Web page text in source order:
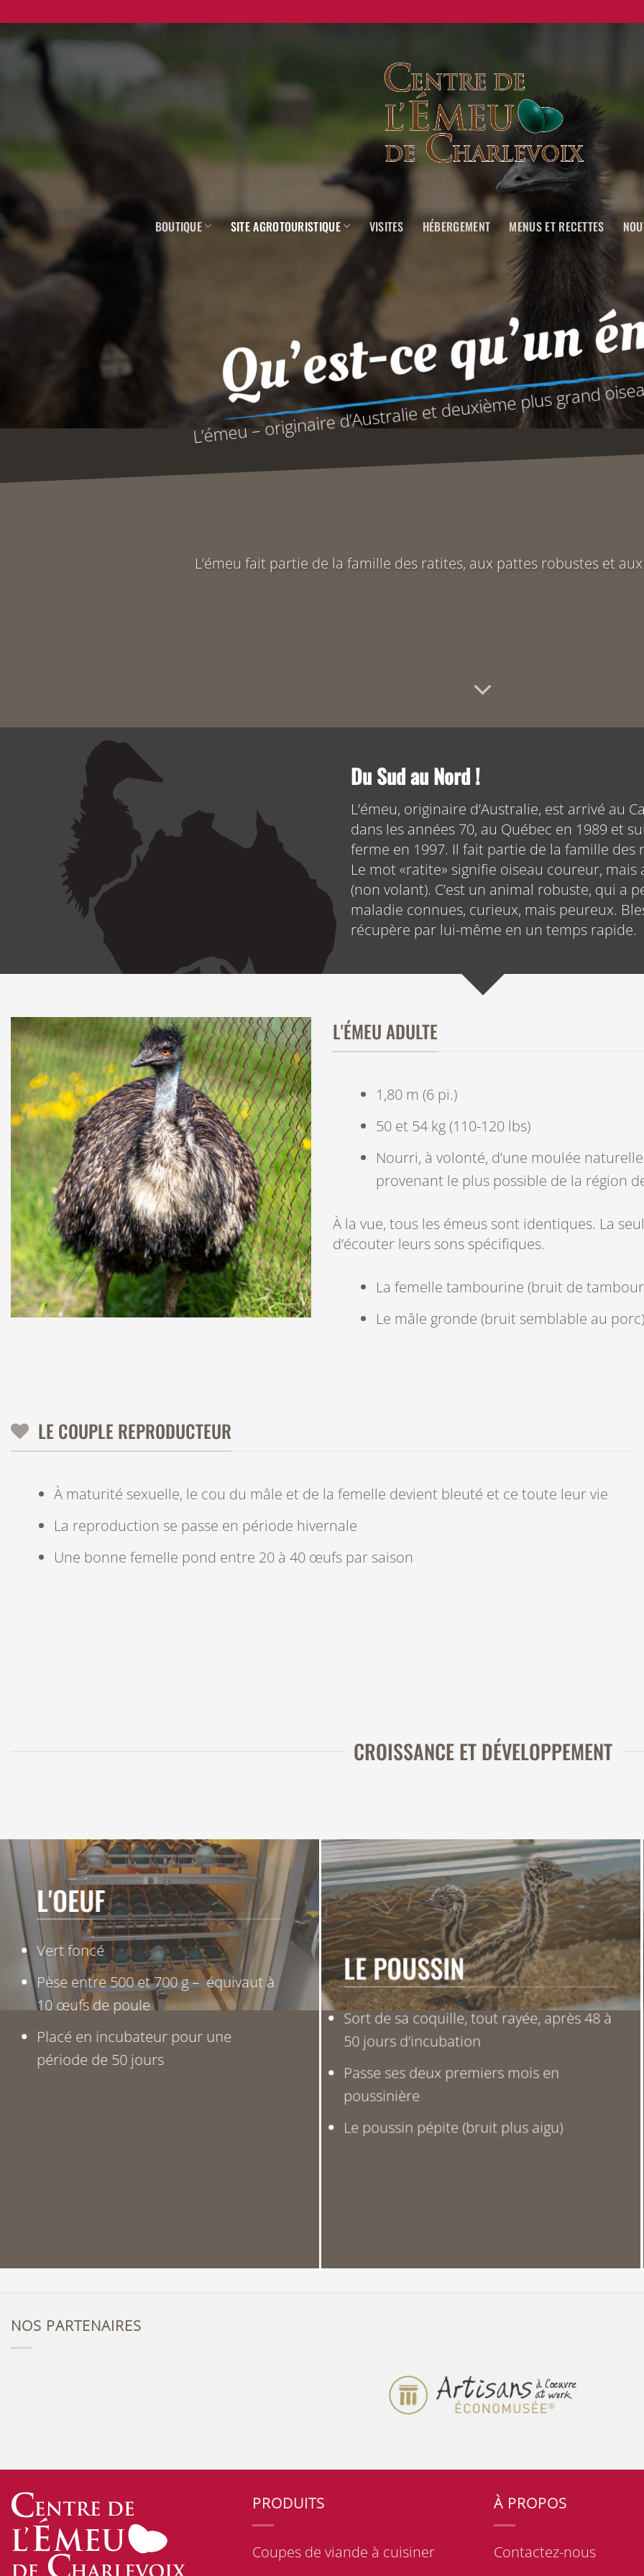
content
BOUTIQUE SITE AGROTOURISTIQUE VISITES HÉBERGEMENT MENUS ET RECETTES
Qu’est-ce qu’un
L’émeu – originaire d’Australie et deuxième plus grand
L’émeu fait partie de la famille des ratites, aux pattes robustes et
Du Sud au Nord !
L’émeu, originaire d’Australie, est arrivé au
dans les années 70, au Québec en 1989 et
ferme en 1997. Il fait partie de la famille des
Le mot «ratite» signifie oiseau coureur, mais
(non volant). C’est un animal robuste, qui a
maladie connues, curieux, mais peureux.
récupère par lui-même en un temps rapide.
L'ÉMEU ADULTE
1,80 m (6 pi.)
50 et 54 kg (110-120 lbs)
Nourri, à volonté, d’une moulée
provenant le plus possible de la région
À la vue, tous les émeus sont identiques. La
d’écouter leurs sons spécifiques.
La femelle tambourine (bruit de
Le mâle gronde (bruit semblable au porc)
LE COUPLE REPRODUCTEUR
À maturité sexuelle, le cou du mâle et de la femelle devient bleuté et ce toute leur vie
La reproduction se passe en période hivernale
Une bonne femelle pond entre 20 à 40 œufs par saison
CROISSANCE ET DÉVELOPPEMENT
L'OEUF
Vert foncé
Pèse entre 500 et 700 g – équivaut à
10 œufs de poule
Placé en incubateur pour une
période de 50 jours
LE POUSSIN
Sort de sa coquille, tout rayée, après 48 à
50 jours d’incubation
Passe ses deux premiers mois en
poussinière
Le poussin pépite (bruit plus aigu)
NOS PARTENAIRES
PRODUITS
Coupes de viande à cuisiner
À PROPOS
Contactez-nous